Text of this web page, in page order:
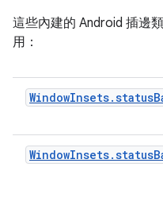
這些內建的 Android 插邊
用：